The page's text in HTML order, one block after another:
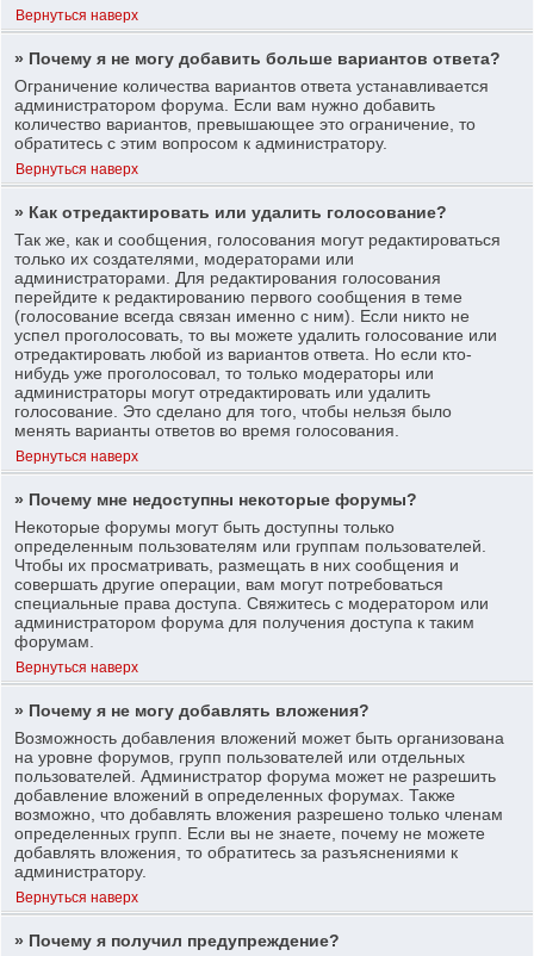
Вернуться наверх
» Почему я не могу добавить больше вариантов ответа?
Ограничение количества вариантов ответа устанавливается
администратором форума. Если вам нужно добавить
количество вариантов, превышающее это ограничение, то
обратитесь с этим вопросом к администратору.
Вернуться наверх
» Как отредактировать или удалить голосование?
Так же, как и сообщения, голосования могут редактироваться
только их создателями, модераторами или
администраторами. Для редактирования голосования
перейдите к редактированию первого сообщения в теме
(голосование всегда связан именно с ним). Если никто не
успел проголосовать, то вы можете удалить голосование или
отредактировать любой из вариантов ответа. Но если кто-
нибудь уже проголосовал, то только модераторы или
администраторы могут отредактировать или удалить
голосование. Это сделано для того, чтобы нельзя было
менять варианты ответов во время голосования.
Вернуться наверх
» Почему мне недоступны некоторые форумы?
Некоторые форумы могут быть доступны только
определенным пользователям или группам пользователей.
Чтобы их просматривать, размещать в них сообщения и
совершать другие операции, вам могут потребоваться
специальные права доступа. Свяжитесь с модератором или
администратором форума для получения доступа к таким
форумам.
Вернуться наверх
» Почему я не могу добавлять вложения?
Возможность добавления вложений может быть организована
на уровне форумов, групп пользователей или отдельных
пользователей. Администратор форума может не разрешить
добавление вложений в определенных форумах. Также
возможно, что добавлять вложения разрешено только членам
определенных групп. Если вы не знаете, почему не можете
добавлять вложения, то обратитесь за разъяснениями к
администратору.
Вернуться наверх
» Почему я получил предупреждение?